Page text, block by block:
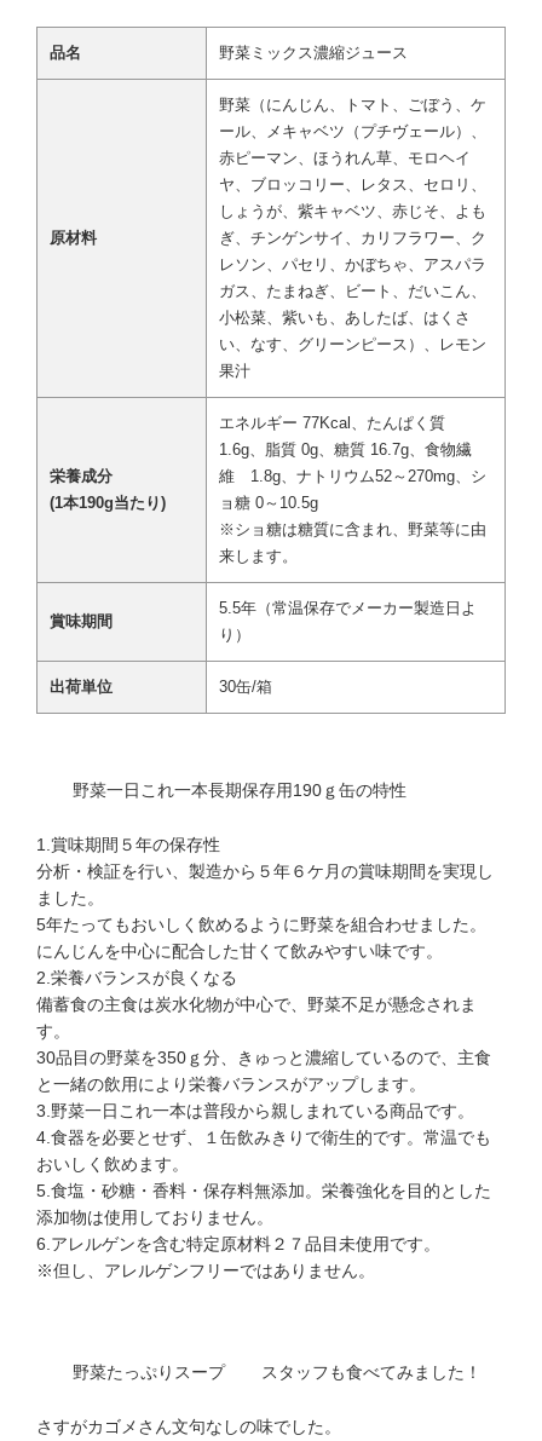
品名 野菜ミックス濃縮ジュース
原材料
野菜（にんじん、トマト、ごぼう、ケ
ール、メキャベツ（プチヴェール）、
赤ピーマン、ほうれん草、モロヘイ
ヤ、ブロッコリー、レタス、セロリ、
しょうが、紫キャベツ、赤じそ、よも
ぎ、チンゲンサイ、カリフラワー、ク
レソン、パセリ、かぼちゃ、アスパラ
ガス、たまねぎ、ビート、だいこん、
小松菜、紫いも、あしたば、はくさ
い、なす、グリーンピース）、レモン
果汁
栄養成分
(1本190g当たり)
エネルギー 77Kcal、たんぱく質
1.6g、脂質 0g、糖質 16.7g、食物繊
維 1.8g、ナトリウム52～270mg、シ
ョ糖 0～10.5g
※ショ糖は糖質に含まれ、野菜等に由
来します。
賞味期間
5.5年（常温保存でメーカー製造日よ
り）
出荷単位 30缶/箱
野菜一日これ一本長期保存用190ｇ缶の特性
1.賞味期間５年の保存性
分析・検証を行い、製造から５年６ケ月の賞味期間を実現し
ました。
5年たってもおいしく飲めるように野菜を組合わせました。
にんじんを中心に配合した甘くて飲みやすい味です。
2.栄養バランスが良くなる
備蓄食の主食は炭水化物が中心で、野菜不足が懸念されま
す。
30品目の野菜を350ｇ分、きゅっと濃縮しているので、主食
と一緒の飲用により栄養バランスがアップします。
3.野菜一日これ一本は普段から親しまれている商品です。
4.食器を必要とせず、１缶飲みきりで衛生的です。常温でも
おいしく飲めます。
5.食塩・砂糖・香料・保存料無添加。栄養強化を目的とした
添加物は使用しておりません。
6.アレルゲンを含む特定原材料２７品目未使用です。
※但し、アレルゲンフリーではありません。
野菜たっぷりスープ スタッフも食べてみました！
さすがカゴメさん文句なしの味でした。